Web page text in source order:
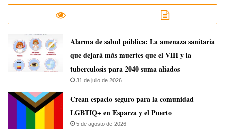
​Alarma de salud pública: La amenaza sanitaria
que dejará más muertes que el VIH y la
tuberculosis para 2040 suma aliados
31 de julio de 2026
Crean espacio seguro para la comunidad
LGBTIQ+ en Esparza y el Puerto
5 de agosto de 2026